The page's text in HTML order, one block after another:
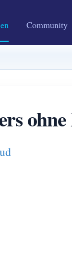
Community